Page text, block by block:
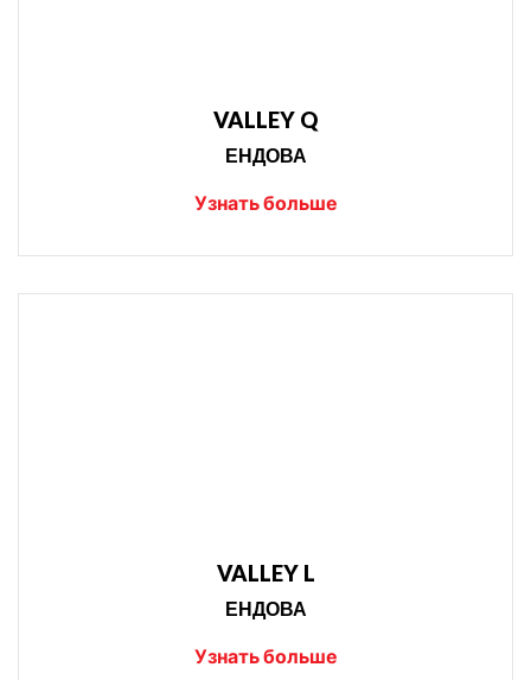
VALLEY Q
ЕНДОВА
Узнать больше
VALLEY L
ЕНДОВА
Узнать больше